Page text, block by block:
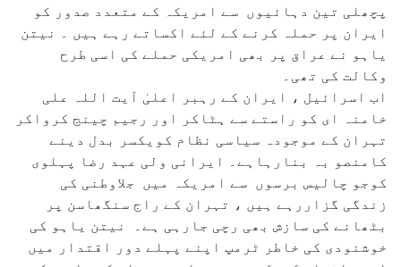
پچھلی تین دہائیوں سے امریکہ کے متعدد صدور کو
ایران پر حملہ کرنے کے لئے اکساتے رہے ہیں ۔ نیتن
یاہو نے عراق پر بھی امریکی حملے کی اسی طرح
وکالت کی تھی۔
اب اسرائیل ، ایران کے رہبر اعلیٰ آیت اللہ علی
خامنہ ای کو راستے سے ہٹاکر اور رجیم چینج کرواکر
تہران کے موجودہ سیاسی نظام کویکسر بدل دینے
کامنصو بہ بنارہاہے۔ ایرانی ولی عہد رضا پہلوی
کوجو چالیس برسوں سے امریکہ میں جلاوطنی کی
زندگی گزاررہے ہیں ، تہران کے راج سنگھاسن پر
بٹھانے کی سازش بھی رچی جارہی ہے۔ نیتن یاہو کی
خوشنودی کی خاطر ٹرمپ اپنے پہلے دور اقتدار میں